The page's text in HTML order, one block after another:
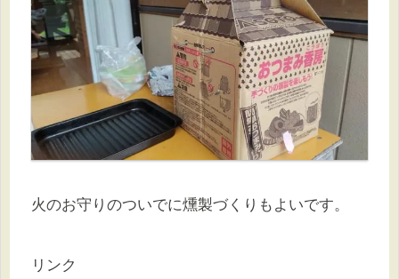
火のお守りのついでに燻製づくりもよいです。
リンク